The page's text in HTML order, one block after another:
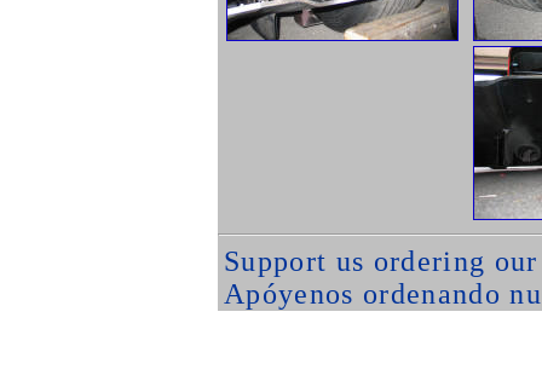
Support us ordering
Apóyenos ordenando